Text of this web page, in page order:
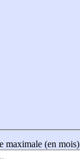
maximale (en mois)